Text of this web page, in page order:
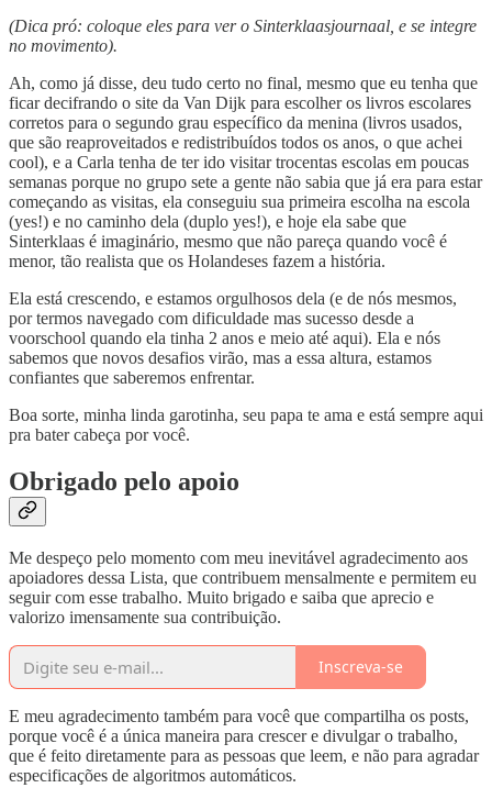
(Dica pró: coloque eles para ver o Sinterklaasjournaal, e se integre
no movimento).
Ah, como já disse, deu tudo certo no final, mesmo que eu tenha que
ficar decifrando o site da Van Dijk para escolher os livros escolares
corretos para o segundo grau específico da menina (livros usados,
que são reaproveitados e redistribuídos todos os anos, o que achei
cool), e a Carla tenha de ter ido visitar trocentas escolas em poucas
semanas porque no grupo sete a gente não sabia que já era para estar
começando as visitas, ela conseguiu sua primeira escolha na escola
(yes!) e no caminho dela (duplo yes!), e hoje ela sabe que
Sinterklaas é imaginário, mesmo que não pareça quando você é
menor, tão realista que os Holandeses fazem a história.
Ela está crescendo, e estamos orgulhosos dela (e de nós mesmos,
por termos navegado com dificuldade mas sucesso desde a
voorschool quando ela tinha 2 anos e meio até aqui). Ela e nós
sabemos que novos desafios virão, mas a essa altura, estamos
confiantes que saberemos enfrentar.
Boa sorte, minha linda garotinha, seu papa te ama e está sempre aqui
pra bater cabeça por você.
Obrigado pelo apoio
Me despeço pelo momento com meu inevitável agradecimento aos
apoiadores dessa Lista, que contribuem mensalmente e permitem eu
seguir com esse trabalho. Muito brigado e saiba que aprecio e
valorizo imensamente sua contribuição.
Inscreva-se
E meu agradecimento também para você que compartilha os posts,
porque você é a única maneira para crescer e divulgar o trabalho,
que é feito diretamente para as pessoas que leem, e não para agradar
especificações de algoritmos automáticos.